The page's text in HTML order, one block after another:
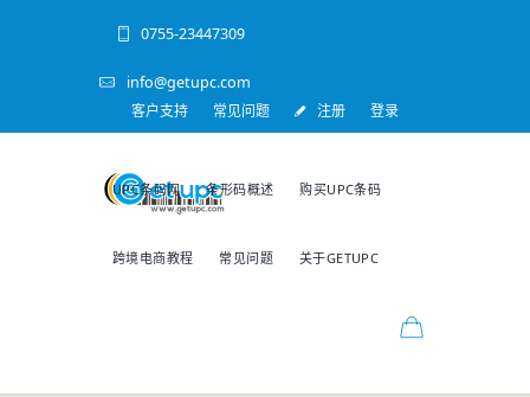
0755-23447309
info@getupc.com
客户支持
常见问题 注册 登录
UPC条码网 条形码概述 购买UPC条码
跨境电商教程 常见问题 关于GETUPC